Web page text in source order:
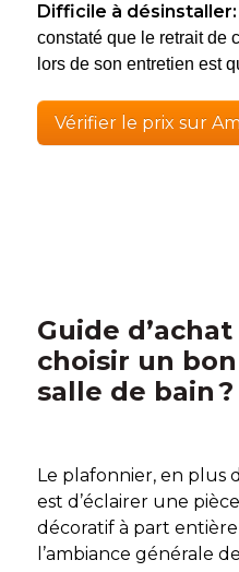
Difficile à désinstaller:
constaté que le retrait de
lors de son entretien est
Vérifier le prix sur
Guide
choisir un
salle de bain ?
Le plafonnier, en plus
est d’éclairer une
décoratif à part
l’ambiance générale